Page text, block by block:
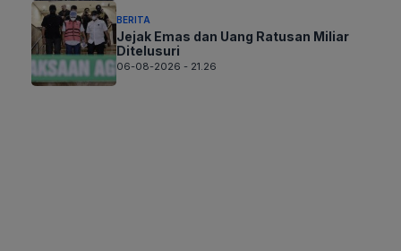
BERITA
Jejak Emas dan Uang Ratusan Miliar
Ditelusuri
06-08-2026 - 21.26